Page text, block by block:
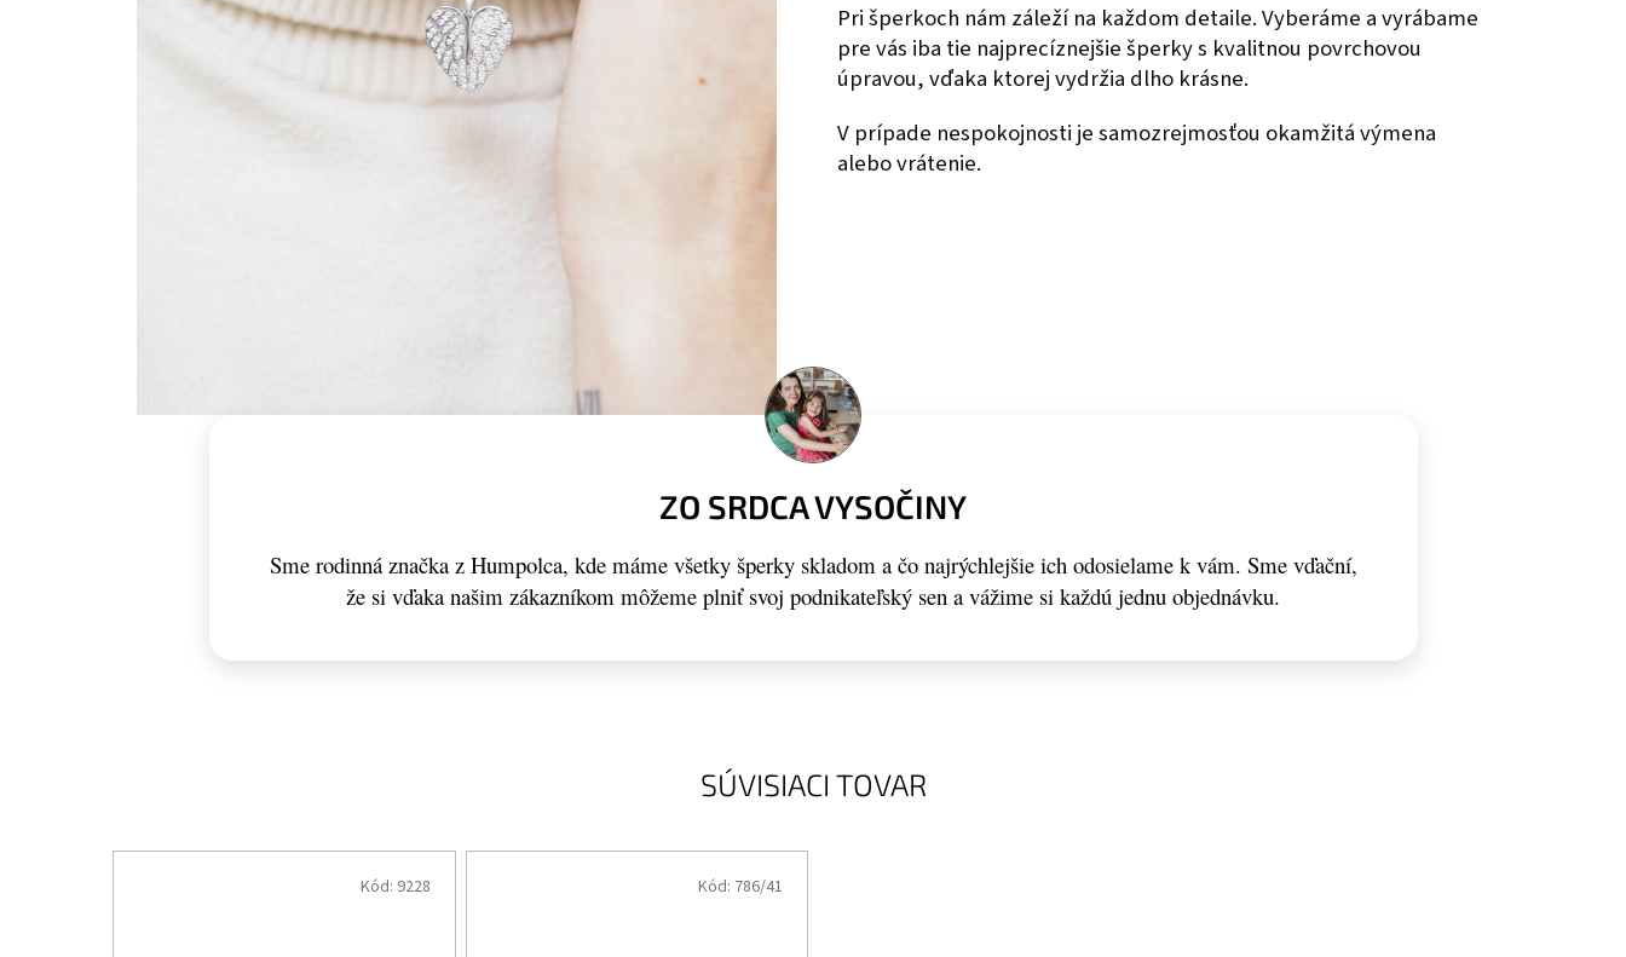
SÚVISIACI TOVAR
Kód: 9228 Kód: 786/41
Pri šperkoch nám záleží na každom detaile. Vyberáme a vyrábame
pre vás iba tie najprecíznejšie šperky s kvalitnou povrchovou
úpravou, vďaka ktorej vydržia dlho krásne.
V prípade nespokojnosti je samozrejmosťou okamžitá výmena
alebo vrátenie.
ZO SRDCA VYSOČINY
Sme rodinná značka z Humpolca, kde máme všetky šperky skladom a čo najrýchlejšie ich odosielame k vám. Sme vďační,
že si vďaka našim zákazníkom môžeme plniť svoj podnikateľský sen a vážime si každú jednu objednávku.